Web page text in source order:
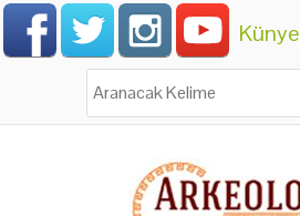
Künye